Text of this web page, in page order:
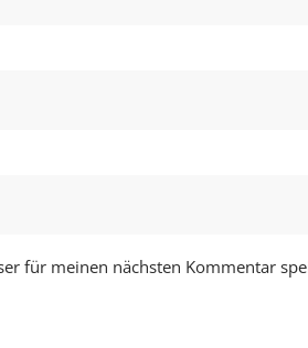
für meinen nächsten Kommentar